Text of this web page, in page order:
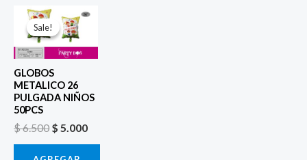
Sale!
Sale!
GLOBOS
METALICO 26
PULGADA NIÑOS
50PCS
$6.500
El
precio
original
era:
$ 5.000
El